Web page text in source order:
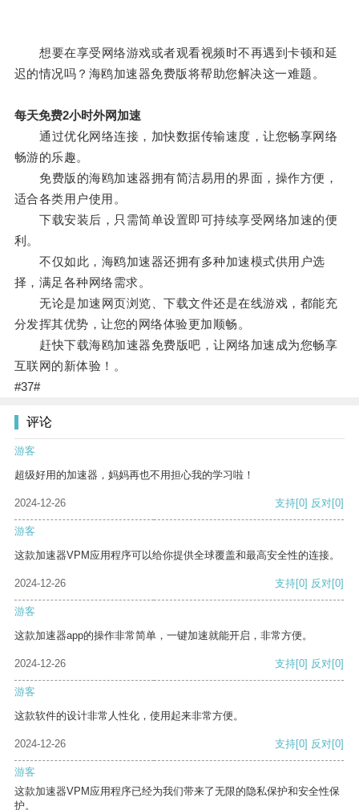
想要在享受网络游戏或者观看视频时不再遇到卡顿和延
迟的情况吗？海鸥加速器免费版将帮助您解决这一难题。
每天免费2小时外网加速
通过优化网络连接，加快数据传输速度，让您畅享网络
畅游的乐趣。
免费版的海鸥加速器拥有简洁易用的界面，操作方便，
适合各类用户使用。
下载安装后，只需简单设置即可持续享受网络加速的便
利。
不仅如此，海鸥加速器还拥有多种加速模式供用户选
择，满足各种网络需求。
无论是加速网页浏览、下载文件还是在线游戏，都能充
分发挥其优势，让您的网络体验更加顺畅。
赶快下载海鸥加速器免费版吧，让网络加速成为您畅享
互联网的新体验！。
#37#
评论
游客
超级好用的加速器，妈妈再也不用担心我的学习啦！
2024-12-26 支持[0] 反对[0]
游客
这款加速器VPM应用程序可以给你提供全球覆盖和最高安全性的连接。
2024-12-26 支持[0] 反对[0]
游客
这款加速器app的操作非常简单，一键加速就能开启，非常方便。
2024-12-26 支持[0] 反对[0]
游客
这款软件的设计非常人性化，使用起来非常方便。
2024-12-26 支持[0] 反对[0]
游客
这款加速器VPM应用程序已经为我们带来了无限的隐私保护和安全性保
护。